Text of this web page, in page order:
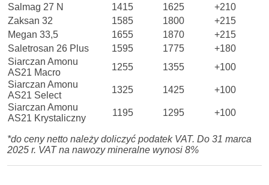
Salmag 27 N
1415 1625
+210
Zaksan 32
1585 1800
+215
Megan 33,5
1655 1870
+215
Saletrosan 26 Plus
1595 1775
+180
Siarczan Amonu
AS21 Macro
1255 1355
+100
Siarczan Amonu
AS21 Select
1325 1425
+100
Siarczan Amonu
AS21 Krystaliczny
1195 1295 +100
*do ceny netto należy doliczyć podatek VAT. Do 31 marca
2025 r. VAT na nawozy mineralne wynosi 8%